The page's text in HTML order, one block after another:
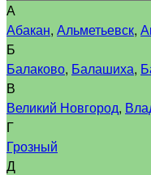
А
Абакан, Альметьевск,
Б
Балаково, Балашиха,
В
Великий Новгород,
Г
Грозный
Д